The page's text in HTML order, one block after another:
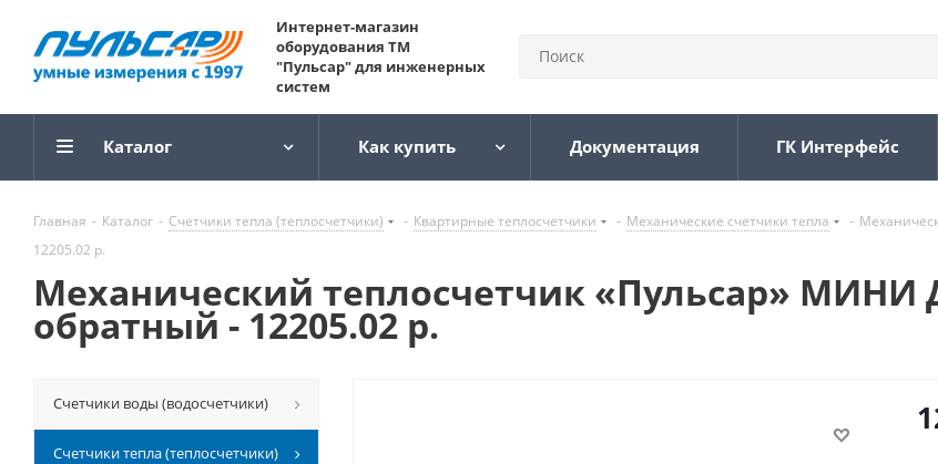
Интернет-магазин
оборудования ТМ
"Пульсар" для инженерных
систем
Каталог Как купить Документация ГК Интерфейс
Главная - Каталог - Счетчики тепла (теплосчетчики) - Квартирные теплосчетчики - Механические счетчики тепла -
12205.02 р.
Механический теплосчетчик «Пульсар» МИНИ
обратный - 12205.02 р.
Счетчики воды (водосчетчики)
Счетчики тепла (теплосчетчики)